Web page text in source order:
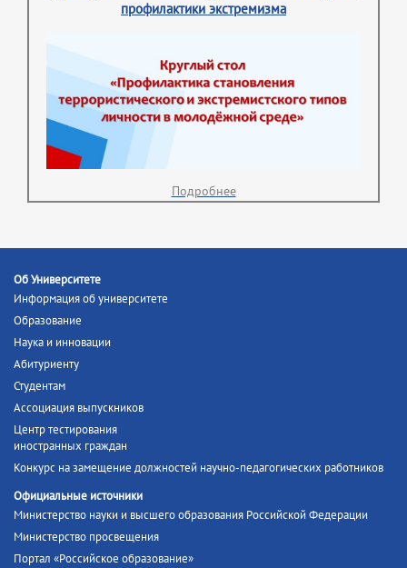
профилактики экстремизма
Подробнее
Об Университете
Информация об университете
Образование
Наука и инновации
Абитуриенту
Студентам
Ассоциация выпускников
Центр тестирования
иностранных граждан
Конкурс на замещение должностей научно-педагогических работников
Официальные источники
Министерство науки и высшего образования Российской Федерации
Министерство просвещения
Портал «Российское образование»